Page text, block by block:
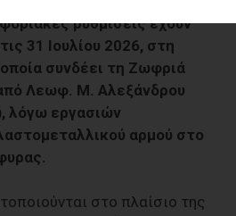
ρυθμίσεις έχουν
31 Ιουλίου 2026, στη
συνδέει τη Ζωφριά
Λεωφ. Μ. Αλεξάνδρου
λόγω εργασιών
αρμού στο
στο πλαίσιο της